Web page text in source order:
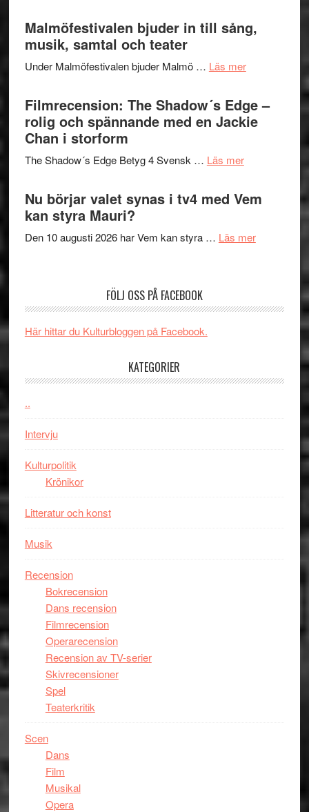
Hannes
Pöntinen
avslutar
Malmöfestivalen bjuder in till sång,
musik, samtal och teater
Under Malmöfestivalen bjuder Malmö … Läs merom
in
till
och
Filmrecension: The Shadow´s Edge –
rolig och spännande med en Jackie
Chan i storform
The Shadow´s Edge Betyg 4 Svensk … Läs merom
Shadow
Edge
spännande
Nu börjar valet synas i tv4 med Vem
kan styra Mauri?
Den 10 augusti 2026 har Vem kan styra … Läs merom
kan
FÖLJ OSS PÅ FACEBOOK
Här hittar du Kulturbloggen på Facebook.
KATEGORIER
..
Intervju
Kulturpolitik
Krönikor
Litteratur och konst
Musik
Recension
Bokrecension
Dans recension
Filmrecension
Operarecension
Recension av TV-serier
Skivrecensioner
Spel
Teaterkritik
Scen
Dans
Film
Musikal
Opera